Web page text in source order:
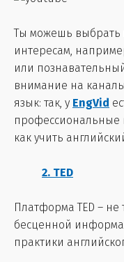
Ты можешь выбрать
интересам,
или
внимание на каналы
язык: так, у EngVid
профессиональные
как учить
2. TED
Платформа TED –
бесценной
практики